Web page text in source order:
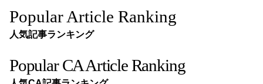
Popular Article Ranking
人気記事ランキング
Popular CA Article Ranking